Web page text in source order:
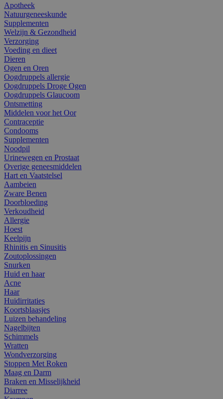
Apotheek
Natuurgeneeskunde
Supplementen
Welzijn & Gezondheid
Verzorging
Voeding en dieet
Dieren
Ogen en Oren
Oogdruppels allergie
Oogdruppels Droge Ogen
Oogdruppels Glaucoom
Ontsmetting
Middelen voor het Oor
Contraceptie
Condooms
Supplementen
Noodpil
Urinewegen en Prostaat
Overige geneesmiddelen
Hart en Vaatstelsel
Aambeien
Zware Benen
Doorbloeding
Verkoudheid
Allergie
Hoest
Keelpijn
Rhinitis en Sinusitis
Zoutoplossingen
Snurken
Huid en haar
Acne
Haar
Huidirritaties
Koortsblaasjes
Luizen behandeling
Nagelbijten
Schimmels
Wratten
Wondverzorging
Stoppen Met Roken
Maag en Darm
Braken en Misselijkheid
Diarree